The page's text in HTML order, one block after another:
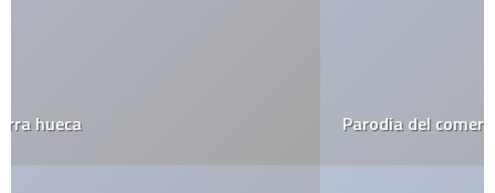
Parodia del comercial de Mac vs PC por Southpark